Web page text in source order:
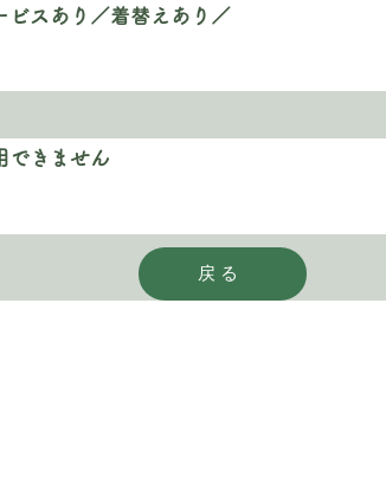
ビスあり／着替えあり／
できません
戻る